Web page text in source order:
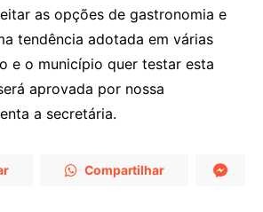
as opções de gastronomia e
tendência adotada em várias
e o município quer testar esta
aprovada por nossa
a secretária.
Compartilhar